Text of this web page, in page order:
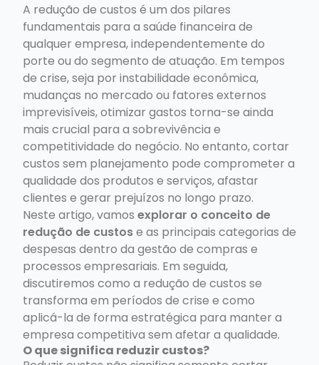
A redução de custos é um dos pilares
fundamentais para a saúde financeira de
qualquer empresa, independentemente do
porte ou do segmento de atuação. Em tempos
de crise, seja por instabilidade econômica,
mudanças no mercado ou fatores externos
imprevisíveis, otimizar gastos torna-se ainda
mais crucial para a sobrevivência e
competitividade do negócio. No entanto, cortar
custos sem planejamento pode comprometer a
qualidade dos produtos e serviços, afastar
clientes e gerar prejuízos no longo prazo.
Neste artigo, vamos explorar o conceito de
redução de custose as principais categorias de
despesas dentro da gestão de compras e
processos empresariais. Em seguida,
discutiremos como a redução de custos se
transforma em períodos de crise e como
aplicá-la de forma estratégica para manter a
empresa competitiva sem afetar a qualidade.
O que significa reduzir custos?